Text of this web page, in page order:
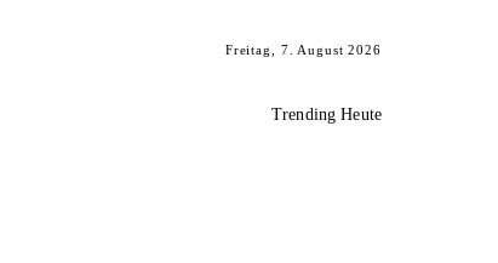
Freitag, 7. August 2026
Trending Heute